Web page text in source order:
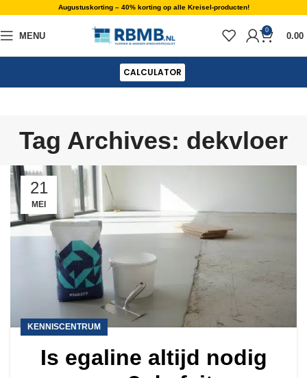
Augustuskorting – 40% korting op alle Kreisel-producten!
MENU
0
0.00
CALCULATOR
Tag Archives: dekvloer
21
MEI
KENNISCENTRUM
Is egaline altijd nodig